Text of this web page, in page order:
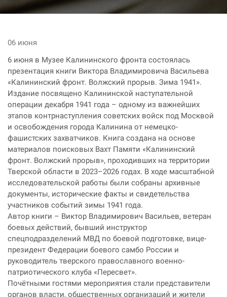
06 июня
6 июня в Музее Калининского фронта состоялась
презентация книги Виктора Владимировича Васильева
«Калининский фронт. Волжский прорыв. Зима 1941».
Издание посвящено Калининской наступательной
операции декабря 1941 года – одному из важнейших
этапов контрнаступления советских войск под Москвой
и освобождения города Калинина от немецко-
фашистских захватчиков. Книга создана на основе
материалов поисковых Вахт Памяти «Калининский
фронт. Волжский прорыв», проходивших на территории
Тверской области в 2023–2026 годах. В ходе масштабной
исследовательской работы были собраны архивные
документы, исторические факты и свидетельства
участников событий зимы 1941 года.
​​​​​​​Автор книги – Виктор Владимирович Васильев, ветеран
боевых действий, бывший инструктор
спецподразделений МВД по боевой подготовке, вице-
президент Федерации боевого самбо России и
руководитель тверского православного военно-
патриотического клуба «Пересвет».
​​​​​​​Почётными гостями мероприятия стали представители
органов власти, общественных организаций и жители